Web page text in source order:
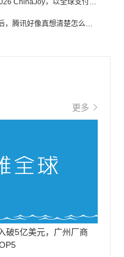
PayPal China亮相2026 ChinaJoy，以全球支付能力助力中国游戏企业深化全球运营
推出多款“神人”游戏后，腾讯好像真想清楚怎么做二次元了
更多
破5亿美元，广州厂商